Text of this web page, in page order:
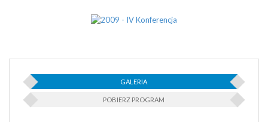
GALERIA
POBIERZ PROGRAM